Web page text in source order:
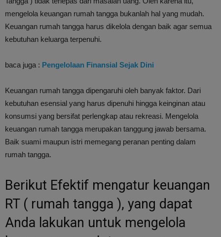
mengelola keuangan rumah tangga bukanlah hal yang mudah.
Keuangan rumah tangga harus dikelola dengan baik agar semua
kebutuhan keluarga terpenuhi.
baca juga : Pengelolaan Finansial Sejak Dini
Keuangan rumah tangga dipengaruhi oleh banyak faktor. Dari
kebutuhan esensial yang harus dipenuhi hingga keinginan atau
konsumsi yang bersifat perlengkap atau rekreasi. Mengelola
keuangan rumah tangga merupakan tanggung jawab bersama.
Baik suami maupun istri memegang peranan penting dalam
rumah tangga.
Berikut Efektif mengatur keuangan
RT ( rumah tangga ), yang dapat
Anda lakukan untuk mengelola